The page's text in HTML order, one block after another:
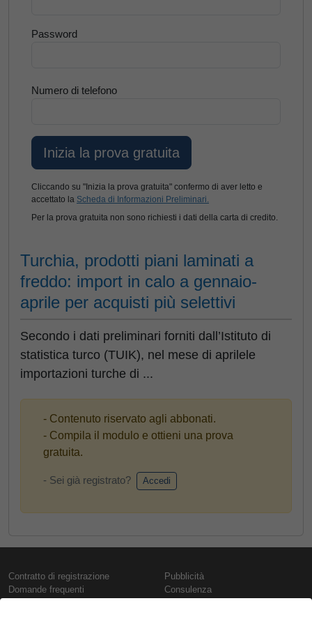
Password
Numero di telefono
Cliccando su "Inizia la prova gratuita" confermo di aver letto e
accettato la Scheda di Informazioni Preliminari.
Per la prova gratuita non sono richiesti i dati della carta di credito.
Turchia, prodotti piani laminati a
freddo: import in calo a gennaio-
aprile per acquisti più selettivi
Secondo i dati preliminari forniti dall’Istituto di
statistica turco (TUIK), nel mese di aprilele
importazioni turche di ...
- Contenuto riservato agli abbonati.
- Compila il modulo e ottieni una prova
gratuita.
- Sei già registrato? Accedi
Contratto di registrazione
Domande frequenti
Pubblicità
Consulenza